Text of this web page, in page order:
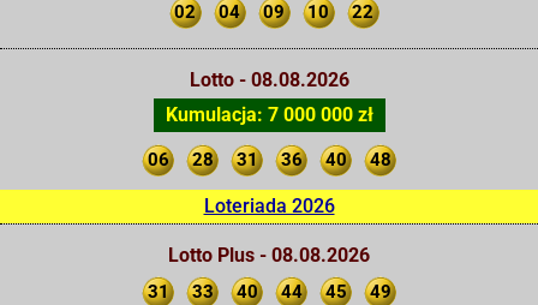
02 04 09 10 22
Lotto - 08.08.2026
Kumulacja: 7 000 000 zł
06 28 31 36 40 48
Loteriada 2026
Lotto Plus - 08.08.2026
31 33 40 44 45 49